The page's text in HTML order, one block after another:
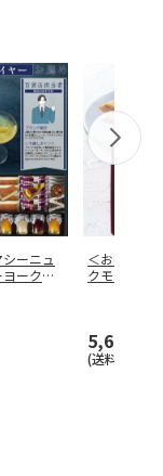
ーニュ
ークモ
＜お中元＞
クモック
5,600円
(送料・税込)